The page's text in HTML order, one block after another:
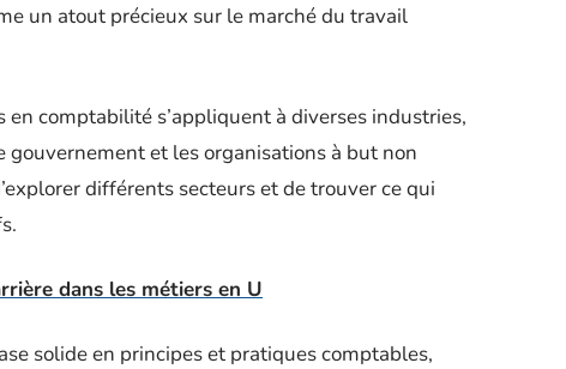
un atout précieux sur le marché du travail
en comptabilité s’appliquent à diverses industries,
gouvernement et les organisations à but non
différents secteurs et de trouver ce qui
dans les métiers en U
solide en principes et pratiques comptables,